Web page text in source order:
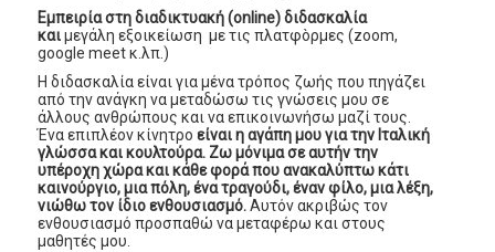
Εμπειρία στη διαδικτυακή (online) διδασκαλία
καιμεγάλη εξοικείωση με τις πλατφòρμες (zoom,
google meet κ.λπ.)
Η διδασκαλία είναι για μένα τρόπος ζωής που πηγάζει
από την ανάγκη να μεταδώσω τις γνώσεις μου σε
άλλους ανθρώπους και να επικοινωνήσω μαζί τους.
Ένα επιπλέον κίνητροείναι η αγάπη μου για την Ιταλική
γλώσσα και κουλτούρα. Ζω μόνιμα σε αυτήν την
υπέροχη χώρα και κάθε φορά που ανακαλύπτω κάτι
καινούργιο, μια πόλη, ένα τραγούδι, έναν φίλο, μια λέξη,
νιώθω τον ίδιο ενθουσιασμό.Αυτόν ακριβώς τον
ενθουσιασμό προσπαθώ να μεταφέρω και στους
μαθητές μου.